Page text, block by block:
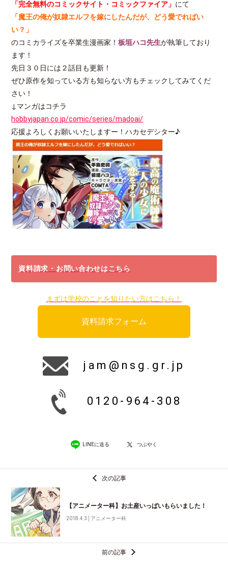
「完全無料のコミックサイト・コミックファイア」 にて
「魔王の俺が奴隷エルフを嫁にしたんだが、どう愛でればい
い？」
のコミカライズを卒業生漫画家！板垣ハコ先生が執筆しており
ます！
先日３０日には２話目も更新！
ぜひ原作を知っている方も知らない方もチェックしてみてくだ
さい！
↓マンガはコチラ
hobbyjapan.co.jp/comic/series/madoai/
応援よろしくお願いいたしますー！ハカセデシター♪
資料請求・お問い合わせはこちら
まずは学校のことを知りたい方はこちら！
資料請求フォーム
jam@nsg.gr.jp
0120-964-308
LINEに送る つぶやく
次の記事
【アニメーター科】お土産いっぱいもらいました！
2018.4.3 アニメーター科
前の記事